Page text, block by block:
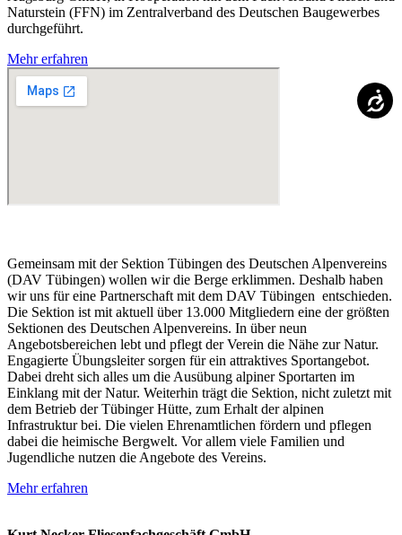
Na­tur­stein (FFN) im Zen­tral­ver­band des Deut­schen Bau­ge­wer­bes
durch­ge­führt.
Mehr erfahren
Gemeinsam mit der Sektion Tübingen des Deutschen Alpenvereins
(DAV Tübingen) wollen wir die Berge erklimmen. Deshalb haben
wir uns für eine Partnerschaft mit dem DAV Tübingen entschieden.
Die Sektion ist mit aktuell über 13.000 Mitgliedern eine der größten
Sektionen des Deutschen Alpenvereins. In über neun
Angebotsbereichen lebt und pflegt der Verein die Nähe zur Natur.
Engagierte Übungsleiter sorgen für ein attraktives Sportangebot.
Dabei dreht sich alles um die Ausübung alpiner Sportarten im
Einklang mit der Natur. Weiterhin trägt die Sektion, nicht zuletzt mit
dem Betrieb der Tübinger Hütte, zum Erhalt der alpinen
Infrastruktur bei. Die vielen Ehrenamtlichen fördern und pflegen
dabei die heimische Bergwelt. Vor allem viele Familien und
Jugendliche nutzen die Angebote des Vereins.
Mehr erfahren